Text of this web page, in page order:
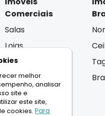
Comerciais
Salas
Lojas
Andar Inteiro
Lançamentos
melhor
analisar
site e
este site,
cookies.Para